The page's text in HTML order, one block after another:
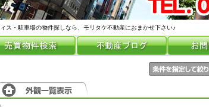
ス・駐車場の物件探しなら、モリタケ不動産におまかせ下さい♪